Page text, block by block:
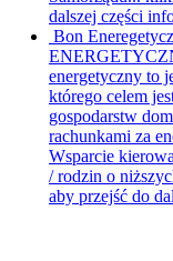
dalszej części
Bon
energetyczny to
którego celem
gospodarstw
rachunkami za
Wsparcie
/ rodzin o
aby przejść do